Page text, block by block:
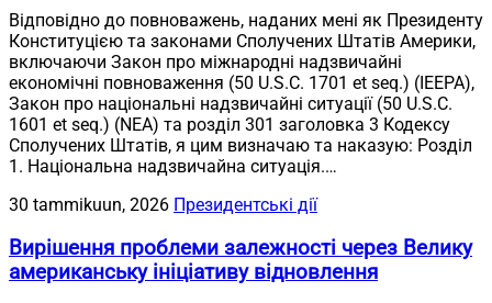
Відповідно до повноважень, наданих мені як Президенту
Конституцією та законами Сполучених Штатів Америки,
включаючи Закон про міжнародні надзвичайні
економічні повноваження (50 U.S.C. 1701 et seq.) (IEEPA),
Закон про національні надзвичайні ситуації (50 U.S.C.
1601 et seq.) (NEA) та розділ 301 заголовка 3 Кодексу
Сполучених Штатів, я цим визначаю та наказую: Розділ
1. Національна надзвичайна ситуація.…
30 tammikuun, 2026 Президентські дії
Вирішення проблеми залежності через Велику
американську ініціативу відновлення